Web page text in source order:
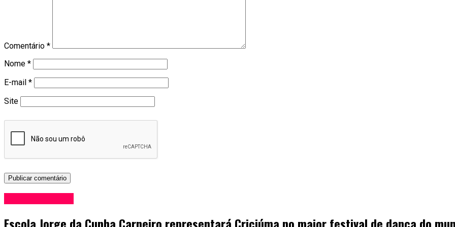
Comentário *
Nome *
E-mail *
Site
Escola Jorge da Cunha Carneiro representará Criciúma no maior festival de dança do